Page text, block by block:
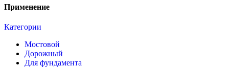
Применение
Категории
Мостовой
Дорожный
Для фундамента